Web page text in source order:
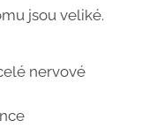
jsou veliké.
nervové